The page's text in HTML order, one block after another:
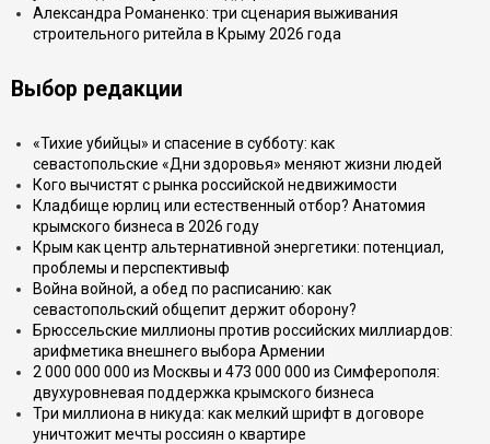
Александра Романенко: три сценария выживания
строительного ритейла в Крыму 2026 года
Выбор редакции
«Тихие убийцы» и спасение в субботу: как
севастопольские «Дни здоровья» меняют жизни людей
Кого вычистят с рынка российской недвижимости
Кладбище юрлиц или естественный отбор? Анатомия
крымского бизнеса в 2026 году
Крым как центр альтернативной энергетики: потенциал,
проблемы и перспективыф
Война войной, а обед по расписанию: как
севастопольский общепит держит оборону?
Брюссельские миллионы против российских миллиардов:
арифметика внешнего выбора Армении
2 000 000 000 из Москвы и 473 000 000 из Симферополя:
двухуровневая поддержка крымского бизнеса
Три миллиона в никуда: как мелкий шрифт в договоре
уничтожит мечты россиян о квартире